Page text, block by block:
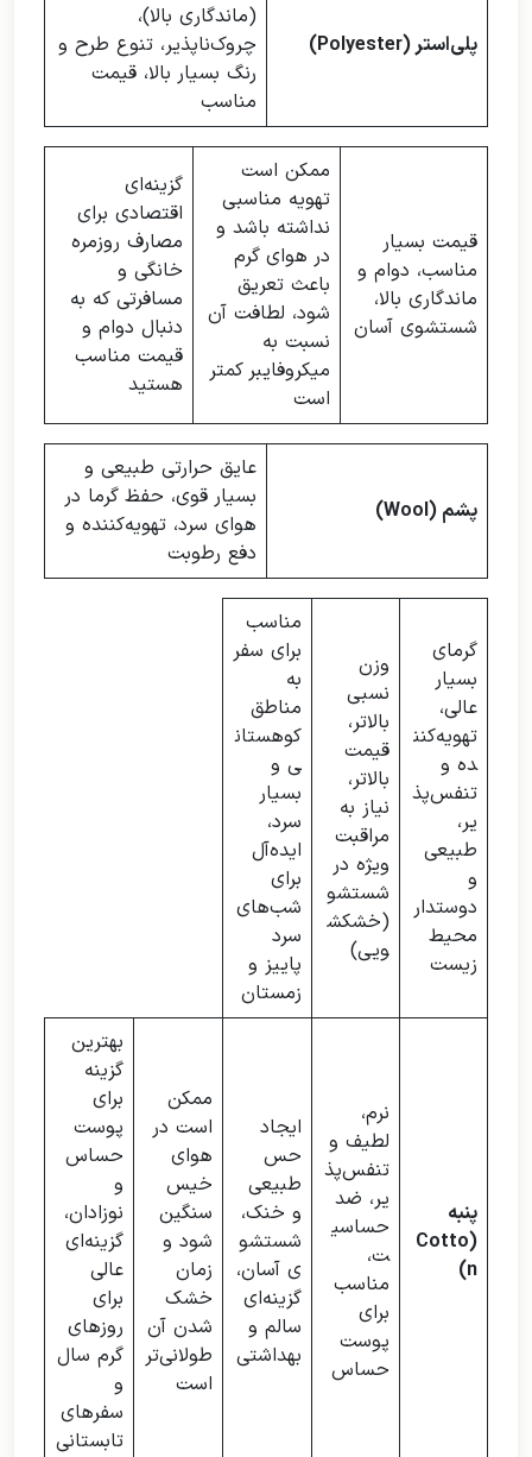
پلی‌استر (Polyester)
(ماندگاری بالا)،
چروک‌ناپذیر، تنوع طرح و
رنگ بسیار بالا، قیمت
مناسب
قیمت بسیار
مناسب، دوام و
ماندگاری بالا،
شستشوی آسان
ممکن است
تهویه مناسبی
نداشته باشد و
در هوای گرم
باعث تعریق
شود، لطافت آن
نسبت به
میکروفایبر کمتر
است
گزینه‌ای
اقتصادی برای
مصارف روزمره
خانگی و
مسافرتی که به
دنبال دوام و
قیمت مناسب
هستید
پشم (Wool)
عایق حرارتی طبیعی و
بسیار قوی، حفظ گرما در
هوای سرد، تهویه‌کننده و
دفع رطوبت
گرمای
بسیار
عالی،
تهویه‌کنن
ده و
تنفس‌پذ
یر،
طبیعی
و
دوستدار
محیط
زیست
وزن
نسبی
بالاتر،
قیمت
بالاتر،
نیاز به
مراقبت
ویژه در
شستشو
(خشکش
ویی)
مناسب
برای سفر
به
مناطق
کوهستان
ی و
بسیار
سرد،
ایده‌آل
برای
شب‌های
سرد
پاییز و
زمستان
پنبه
(Cotto
n)
نرم،
لطیف و
تنفس‌پذ
یر، ضد
حساسی
ت،
مناسب
برای
پوست
حساس
ایجاد
حس
طبیعی
و خنک،
شستشو
ی آسان،
گزینه‌ای
سالم و
بهداشتی
ممکن
است در
هوای
خیس
سنگین
شود و
زمان
خشک
شدن آن
طولانی‌تر
است
بهترین
گزینه
برای
پوست
حساس
و
نوزادان،
گزینه‌ای
عالی
برای
روزهای
گرم سال
و
سفرهای
تابستانی